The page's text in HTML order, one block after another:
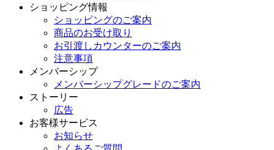
ショッピング情報
ショッピングのご案内
商品のお受け取り
お引渡しカウンターのご案内
注意事項
メンバーシップ
メンバーシップグレードのご案内
ストーリー
広告
お客様サービス
お知らせ